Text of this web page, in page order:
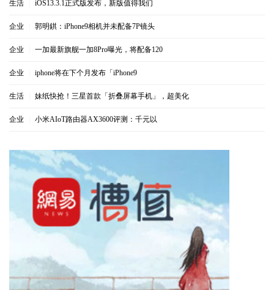
生活 iOS13.3.1正式版发布，新版值得我们
企业 郭明錤：iPhone9相机并未配备7P镜头
企业 一加最新旗舰一加8Pro曝光，将配备120
企业 iphone将在下个月发布「iPhone9
生活 妹纸快抢！三星首款「折叠屏幕手机」，超美化
企业 小米AIoT路由器AX3600评测：千元以